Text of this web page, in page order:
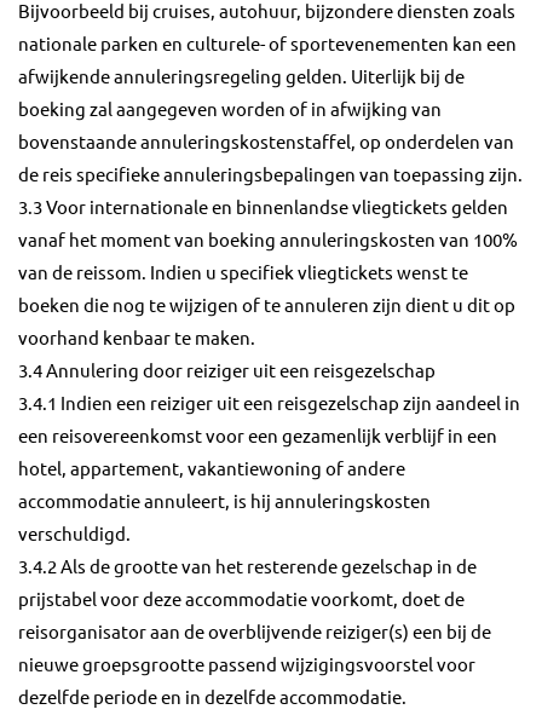
Bijvoorbeeld bij cruises, autohuur, bijzondere diensten zoals
nationale parken en culturele- of sportevenementen kan een
afwijkende annuleringsregeling gelden. Uiterlijk bij de
boeking zal aangegeven worden of in afwijking van
bovenstaande annuleringskostenstaffel, op onderdelen van
de reis specifieke annuleringsbepalingen van toepassing zijn.
3.3 Voor internationale en binnenlandse vliegtickets gelden
vanaf het moment van boeking annuleringskosten van 100%
van de reissom. Indien u specifiek vliegtickets wenst te
boeken die nog te wijzigen of te annuleren zijn dient u dit op
voorhand kenbaar te maken.
3.4 Annulering door reiziger uit een reisgezelschap
3.4.1 Indien een reiziger uit een reisgezelschap zijn aandeel in
een reisovereenkomst voor een gezamenlijk verblijf in een
hotel, appartement, vakantiewoning of andere
accommodatie annuleert, is hij annuleringskosten
verschuldigd.
3.4.2 Als de grootte van het resterende gezelschap in de
prijstabel voor deze accommodatie voorkomt, doet de
reisorganisator aan de overblijvende reiziger(s) een bij de
nieuwe groepsgrootte passend wijzigingsvoorstel voor
dezelfde periode en in dezelfde accommodatie.